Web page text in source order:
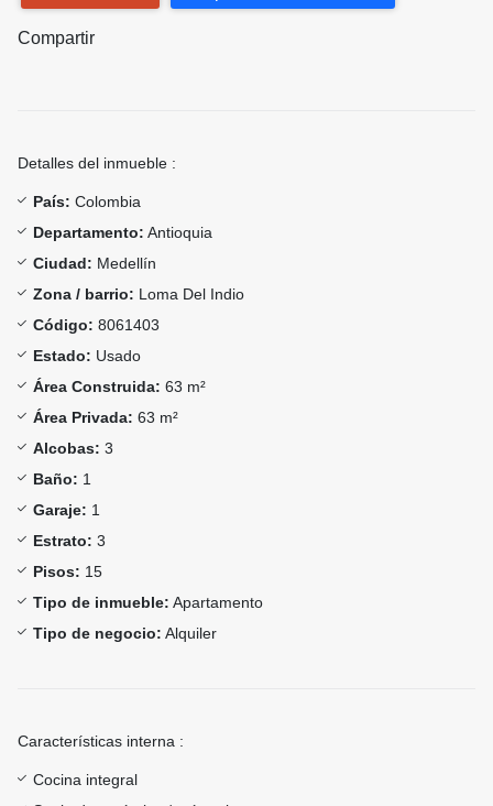
Compartir
Detalles del inmueble :
País: Colombia
Departamento: Antioquia
Ciudad: Medellín
Zona / barrio: Loma Del Indio
Código: 8061403
Estado: Usado
Área Construida: 63 m²
Área Privada: 63 m²
Alcobas: 3
Baño: 1
Garaje: 1
Estrato: 3
Pisos: 15
Tipo de inmueble: Apartamento
Tipo de negocio: Alquiler
Características interna :
Cocina integral